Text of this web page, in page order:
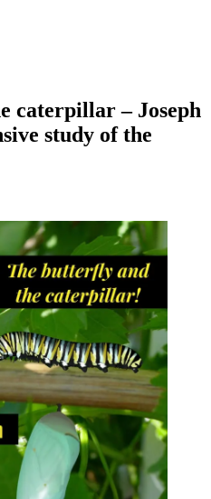
caterpillar – Joseph
study of the